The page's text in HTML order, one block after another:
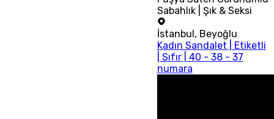
Sabahlık | Şık & Seksi
İstanbul , Beyoğlu
Kadın Sandalet | Etiketli
| Sıfır | 40 - 38 - 37
numara